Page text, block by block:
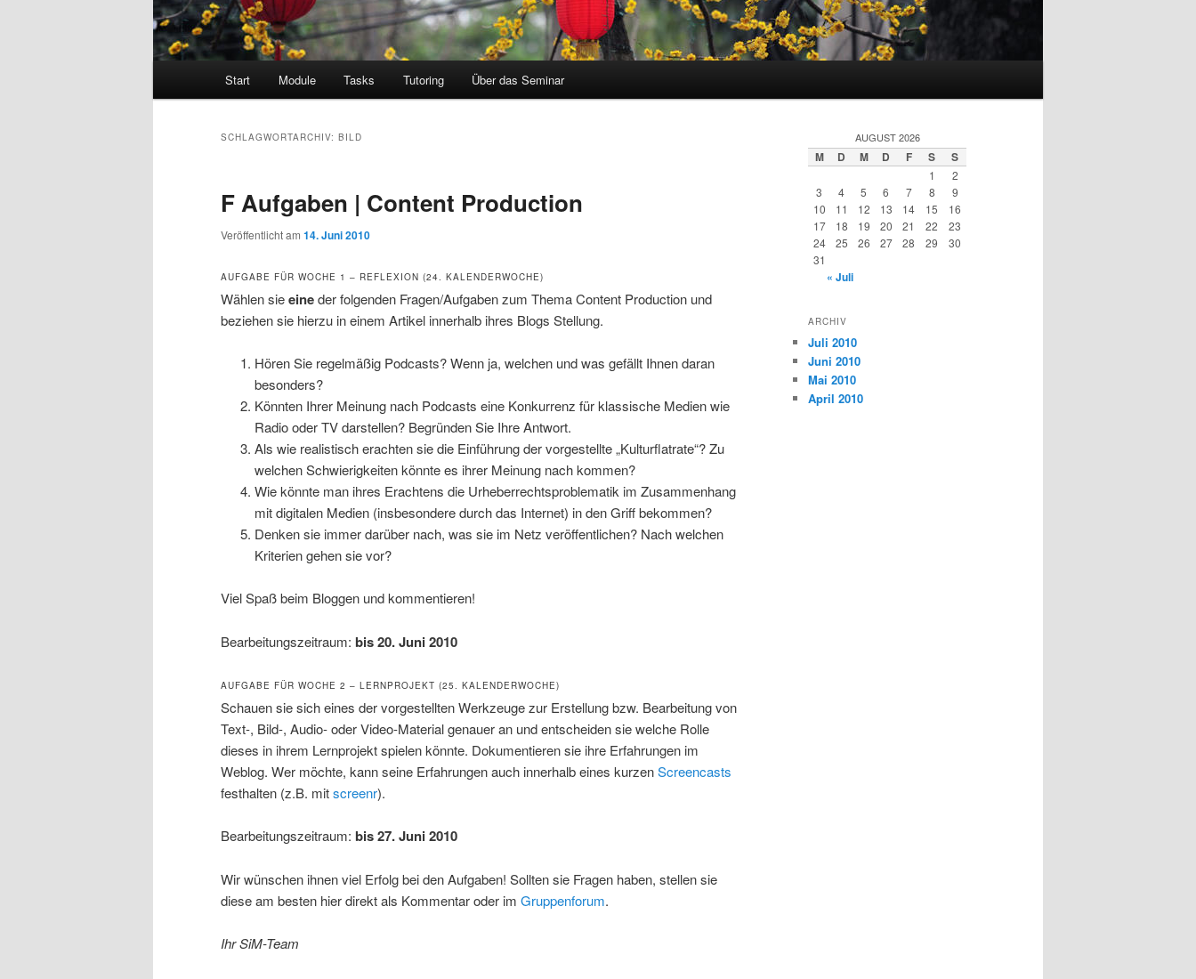
Start Module Tasks Tutoring Über das Seminar
SCHLAGWORTARCHIV: BILD
F Aufgaben | Content Production
Veröffentlicht am 14. Juni 2010
AUFGABE FÜR WOCHE 1 – REFLEXION (24. KALENDERWOCHE)
Wählen sieeineder folgenden Fragen/Aufgaben zum Thema Content Production und
beziehen sie hierzu in einem Artikel innerhalb ihres Blogs Stellung.
Hören Sie regelmäßig Podcasts? Wenn ja, welchen und was gefällt Ihnen daran
besonders?
Könnten Ihrer Meinung nach Podcasts eine Konkurrenz für klassische Medien wie
Radio oder TV darstellen? Begründen Sie Ihre Antwort.
Als wie realistisch erachten sie die Einführung der vorgestellte „Kulturflatrate“? Zu
welchen Schwierigkeiten könnte es ihrer Meinung nach kommen?
Wie könnte man ihres Erachtens die Urheberrechtsproblematik im Zusammenhang
mit digitalen Medien (insbesondere durch das Internet) in den Griff bekommen?
Denken sie immer darüber nach, was sie im Netz veröffentlichen? Nach welchen
Kriterien gehen sie vor?
Viel Spaß beim Bloggen und kommentieren!
Bearbeitungszeitraum: bis 20. Juni 2010
AUFGABE FÜR WOCHE 2 – LERNPROJEKT (25. KALENDERWOCHE)
Schauen sie sich eines der vorgestellten Werkzeuge zur Erstellung bzw. Bearbeitung von
Text-, Bild-, Audio- oder Video-Material genauer an und entscheiden sie welche Rolle
dieses in ihrem Lernprojekt spielen könnte. Dokumentieren sie ihre Erfahrungen im
Weblog. Wer möchte, kann seine Erfahrungen auch innerhalb eines kurzenScreencasts
festhalten (z.B. mitscreenr).
Bearbeitungszeitraum: bis 27. Juni 2010
Wir wünschen ihnen viel Erfolg bei den Aufgaben! Sollten sie Fragen haben, stellen sie
diese am besten hier direkt als Kommentar oder im Gruppenforum.
Ihr SiM-Team
AUGUST 2026
M D M D F S S
1
2
3
4 5 6 7 8
9
10
11 12 13 14 15
16
17
18 19 20 21 22
23
24
25 26 27 28 29
30
31
« Juli
ARCHIV
Juli 2010
Juni 2010
Mai 2010
April 2010